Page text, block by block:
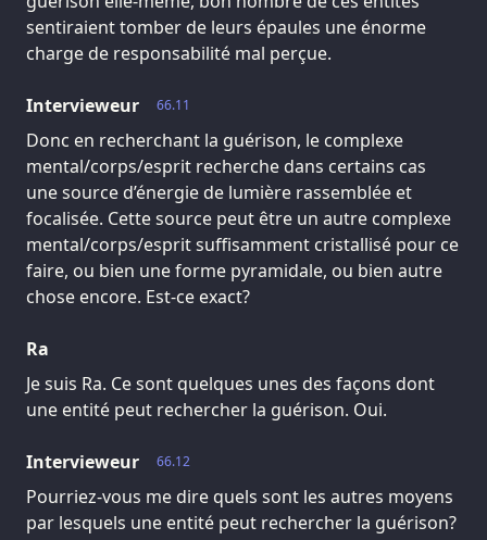
sentiraient tomber de leurs épaules une énorme
charge de responsabilité mal perçue.
66.11
Intervieweur
Donc en recherchant la guérison, le complexe
mental/corps/esprit recherche dans certains cas
une source d’énergie de lumière rassemblée et
focalisée. Cette source peut être un autre complexe
mental/corps/esprit suffisamment cristallisé pour ce
faire, ou bien une forme pyramidale, ou bien autre
chose encore. Est-ce exact?
Ra
Je suis Ra. Ce sont quelques unes des façons dont
une entité peut rechercher la guérison. Oui.
66.12
Intervieweur
Pourriez-vous me dire quels sont les autres moyens
par lesquels une entité peut rechercher la guérison?